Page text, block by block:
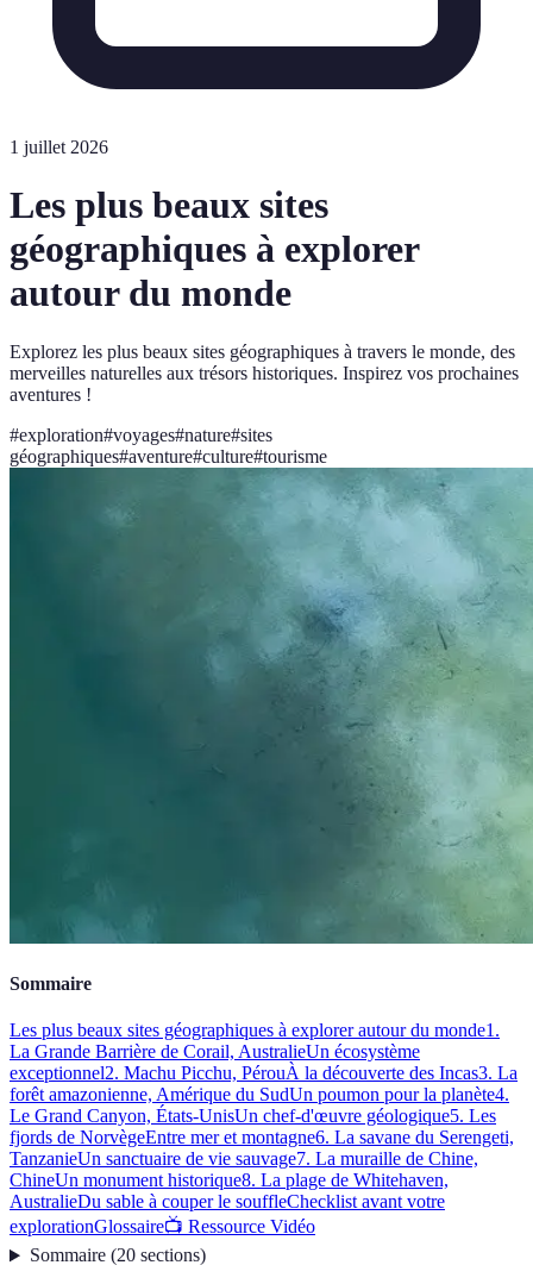
1 juillet 2026
Les plus beaux sites
géographiques à explorer
autour du monde
Explorez les plus beaux sites géographiques à travers le monde, des
merveilles naturelles aux trésors historiques. Inspirez vos prochaines
aventures !
#exploration#voyages#nature#sites
géographiques#aventure#culture#tourisme
Sommaire
Les plus beaux sites géographiques à explorer autour du monde1.
La Grande Barrière de Corail, AustralieUn écosystème
exceptionnel2. Machu Picchu, PérouÀ la découverte des Incas3. La
forêt amazonienne, Amérique du SudUn poumon pour la planète4.
Le Grand Canyon, États-UnisUn chef-d'œuvre géologique5. Les
fjords de NorvègeEntre mer et montagne6. La savane du Serengeti,
TanzanieUn sanctuaire de vie sauvage7. La muraille de Chine,
ChineUn monument historique8. La plage de Whitehaven,
AustralieDu sable à couper le souffleChecklist avant votre
explorationGlossaire📺 Ressource Vidéo
Sommaire(20 sections)